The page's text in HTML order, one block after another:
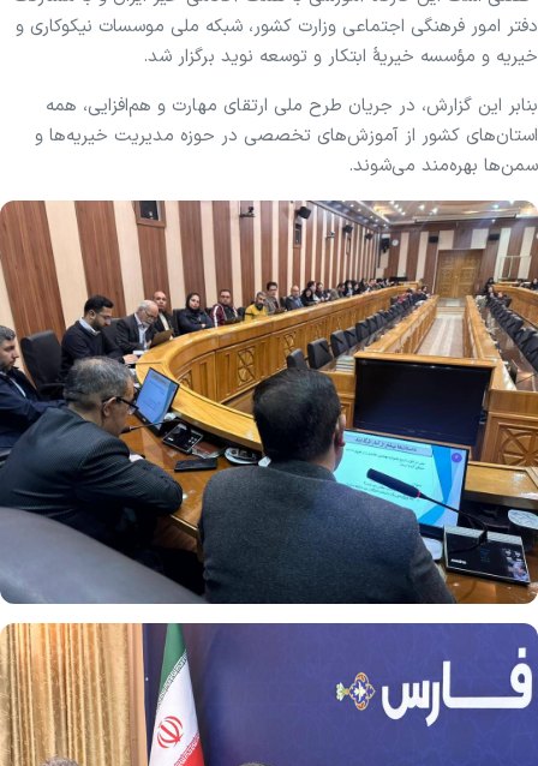
دفتر امور فرهنگی اجتماعی وزارت کشور، شبکه ملی موسسات نیکوکاری و
خیریه و مؤسسه خیریۀ ابتکار و توسعه نوید برگزار شد.
بنابر این گزارش، در جریان طرح ملی ارتقای مهارت و هم‌افزایی، همه
استان‌های کشور از آموزش‌های تخصصی در حوزه مدیریت خیریه‌ها و
سمن‌ها بهره‌مند می‌شوند.